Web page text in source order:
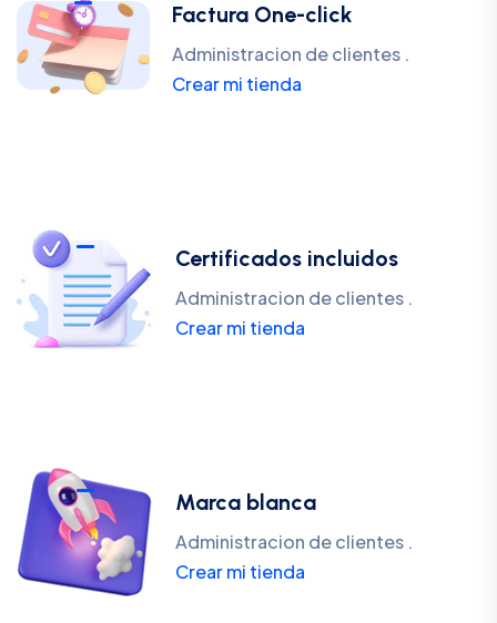
Factura One-click
Administracion de clientes .
Crear mi tienda
Certificados incluidos
Administracion de clientes .
Crear mi tienda
Marca blanca
Administracion de clientes .
Crear mi tienda